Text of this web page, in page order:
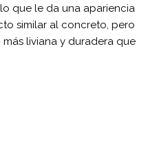
que le da una apariencia
similar al concreto, pero
liviana y duradera que